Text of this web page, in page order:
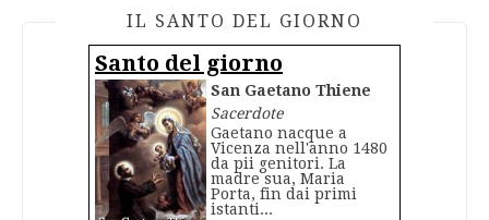
IL SANTO DEL GIORNO
Santo del giorno
San Gaetano Thiene
Sacerdote
Gaetano nacque a
Vicenza nell'anno 1480
da pii genitori. La
madre sua, Maria
Porta, fin dai primi
istanti...